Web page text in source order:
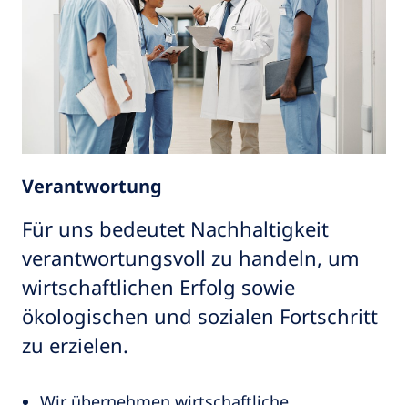
Verantwortung
Für uns bedeutet Nachhaltigkeit
verantwortungsvoll zu handeln, um
wirtschaftlichen Erfolg sowie
ökologischen und sozialen Fortschritt
zu erzielen.